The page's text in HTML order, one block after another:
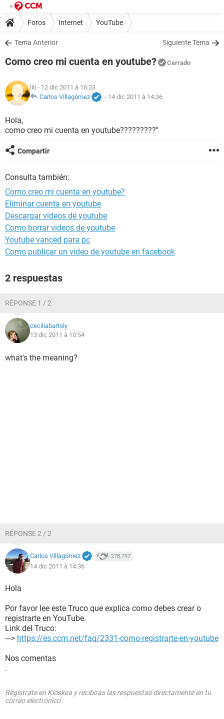
Foros Internet YouTube
Tema Anterior Siguiente Tema
Como creo mi cuenta en youtube? Cerrado
lili - 12 dic 2011 à 16:23
Carlos Villagómez
- 14 dic 2011 à 14:36
Hola,
como creo mi cuenta en youtube?????????''
Compartir
Consulta también:
Como creo mi cuenta en youtube?
Eliminar cuenta en youtube
Descargar videos de youtube
Como borrar videos de youtube
Youtube vanced para pc
Como publicar un video de youtube en facebook
2 respuestas
RÉPONSE 1 / 2
ceciliabartoly
13 dic 2011 à 10:54
what's the meaning?
RÉPONSE 2 / 2
Carlos Villagómez 278.797
14 dic 2011 à 14:36
Hola
Por favor lee este Truco que explica como debes crear o
registrarte en YouTube.
Link del Truco:
---> https://es.ccm.net/faq/2331-como-registrarte-en-youtube
Nos comentas
.
Regístrate en Kioskea y recibirás las respuestas directamente en tu
correo electrónico